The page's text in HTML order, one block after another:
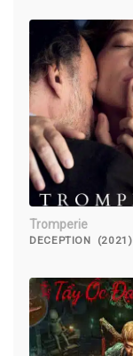
Tromperie
DECEPTION (2021)